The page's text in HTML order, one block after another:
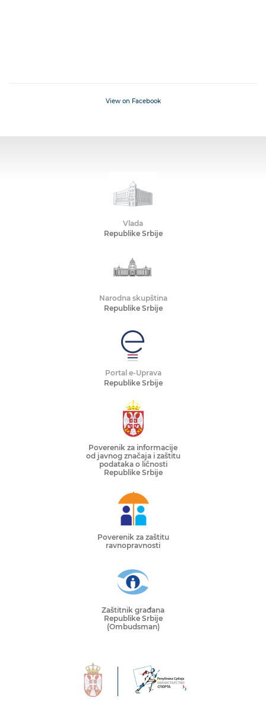
View on Facebook
Vlada
Republike Srbije
Narodna skupština
Republike Srbije
Portal e-Uprava
Republike Srbije
Poverenik za informacije
od javnog značaja i zaštitu
podataka o ličnosti
Republike Srbije
Poverenik za zaštitu
ravnopravnosti
Zaštitnik građana
Republike Srbije
(Ombudsman)